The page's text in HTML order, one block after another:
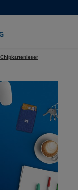
Chipkartenleser